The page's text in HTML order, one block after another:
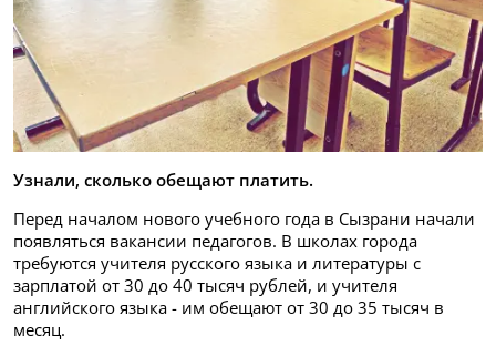
Узнали, сколько обещают платить.
Перед началом нового учебного года в Сызрани начали
появляться вакансии педагогов. В школах города
требуются учителя русского языка и литературы с
зарплатой от 30 до 40 тысяч рублей, и учителя
английского языка - им обещают от 30 до 35 тысяч в
месяц.